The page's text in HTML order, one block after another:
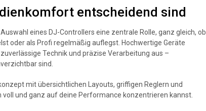
entscheidend sind
eines DJ-Controllers eine zentrale Rolle, ganz gleich, ob
oder als Profi regelmäßig auflegst. Hochwertige Geräte
Technik und präzise Verarbeitung aus –
sind.
mit übersichtlichen Layouts, griffigen Reglern und
und ganz auf deine Performance konzentrieren kannst.